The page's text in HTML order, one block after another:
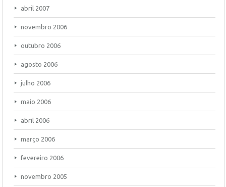
abril 2007
novembro 2006
outubro 2006
agosto 2006
julho 2006
maio 2006
abril 2006
março 2006
fevereiro 2006
novembro 2005